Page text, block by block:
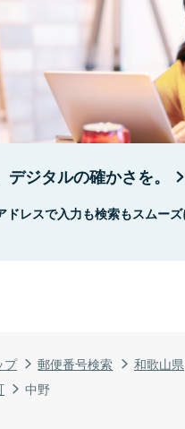
プ 郵便番号検索
和歌山県
中野
デジタルの確かさを。
ドレスで入力も検索もスムーズ